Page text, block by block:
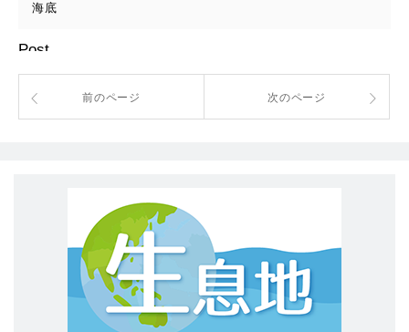
海底
Post
前のページ 次のページ